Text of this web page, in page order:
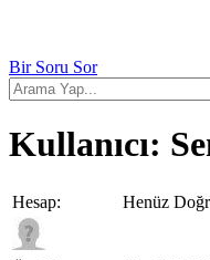
Bir Soru Sor
Kullanıcı:
Hesap: Henüz